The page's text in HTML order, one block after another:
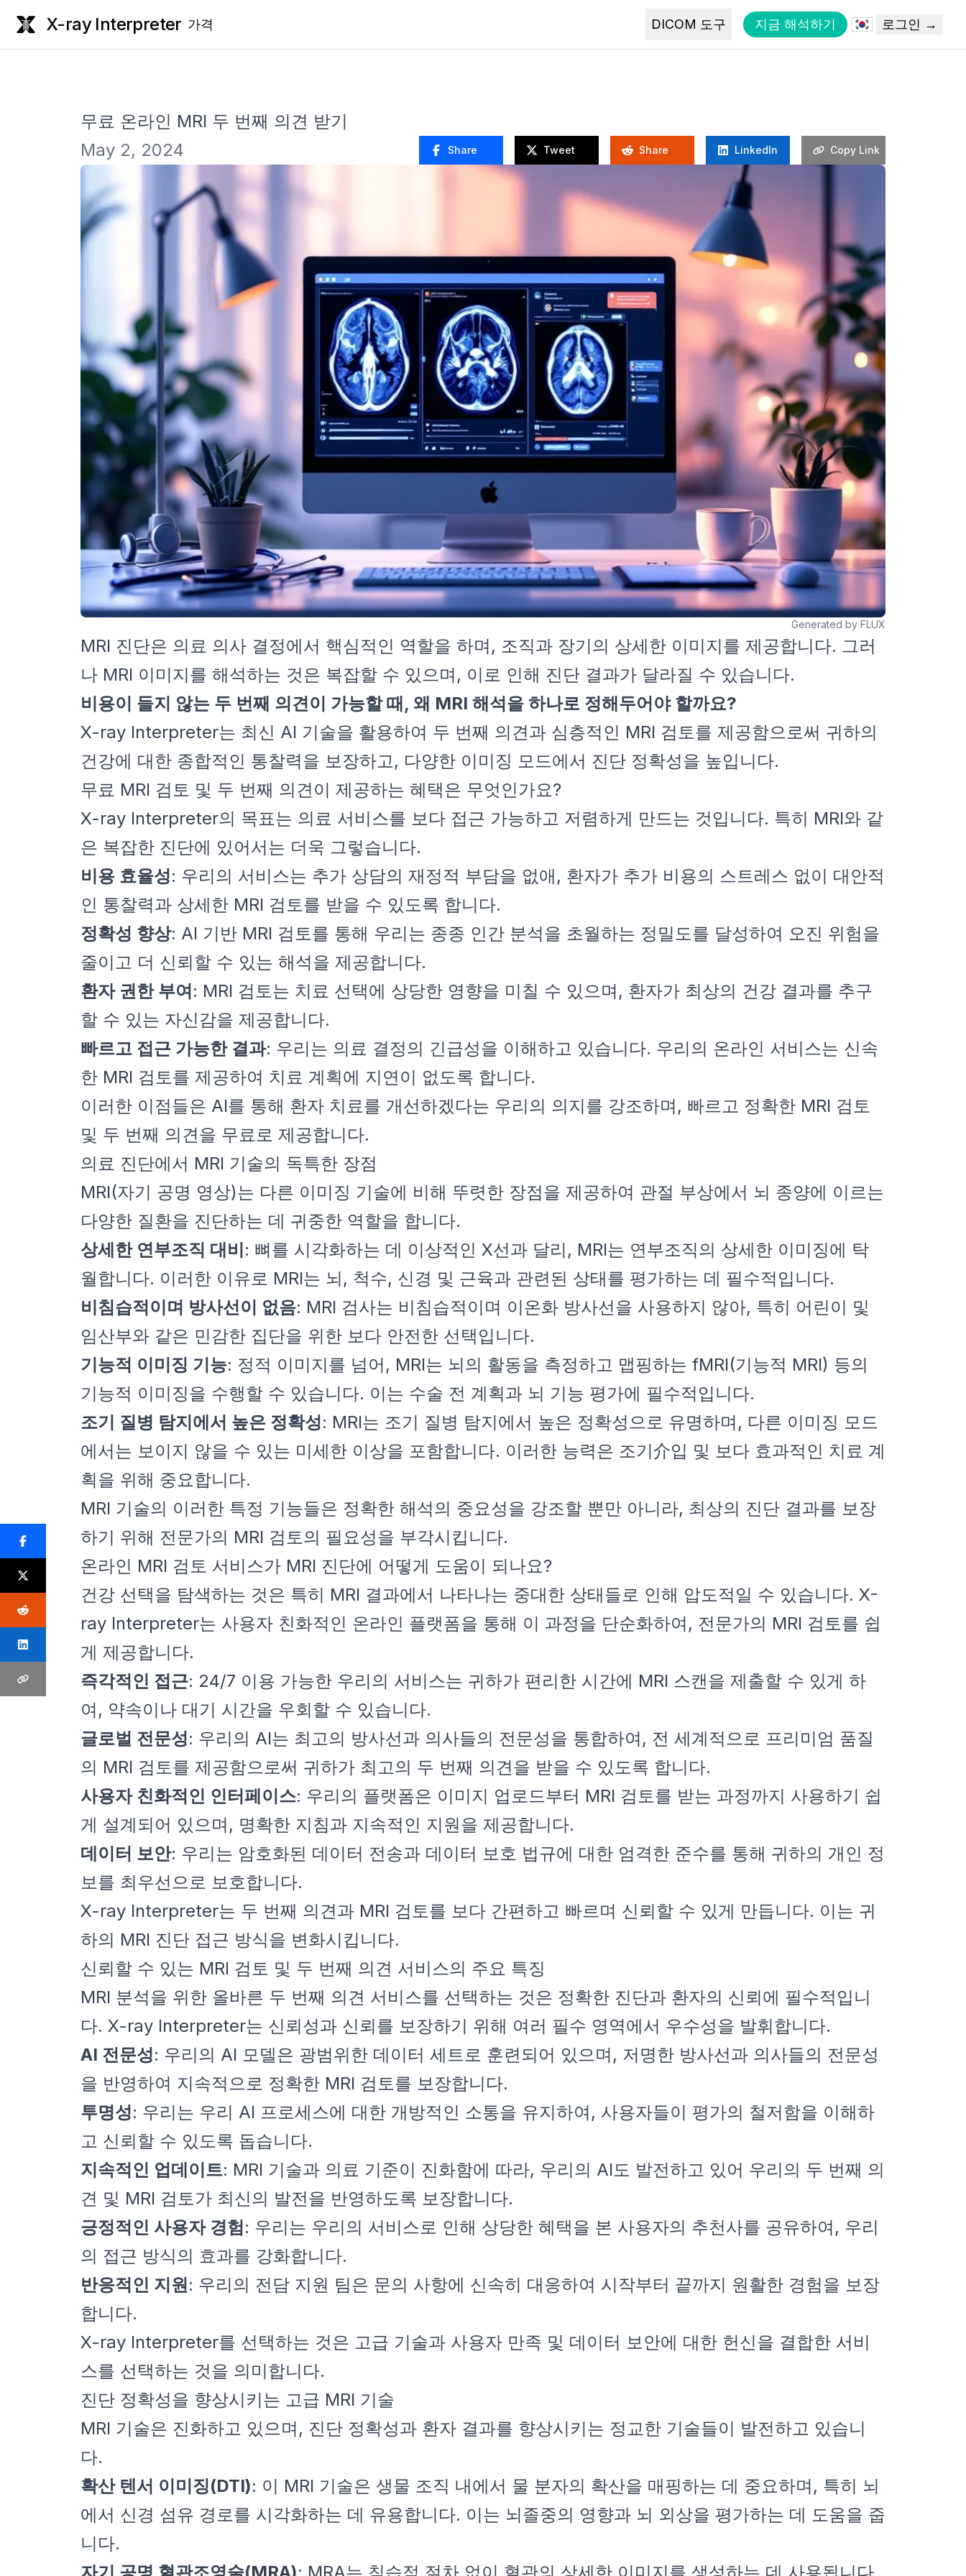
X-ray Interpreter 가격 DICOM 도구 지금 해석하기 로그인 →
무료 온라인 MRI 두 번째 의견 받기
May 2, 2024
Share Tweet Share LinkedIn Copy Link
Generated by FLUX
MRI 진단은 의료 의사 결정에서 핵심적인 역할을 하며, 조직과 장기의 상세한 이미지를 제공합니다. 그러
나 MRI 이미지를 해석하는 것은 복잡할 수 있으며, 이로 인해 진단 결과가 달라질 수 있습니다.
비용이 들지 않는 두 번째 의견이 가능할 때, 왜 MRI 해석을 하나로 정해두어야 할까요?
X-ray Interpreter는 최신 AI 기술을 활용하여 두 번째 의견과 심층적인 MRI 검토를 제공함으로써 귀하의
건강에 대한 종합적인 통찰력을 보장하고, 다양한 이미징 모드에서 진단 정확성을 높입니다.
무료 MRI 검토 및 두 번째 의견이 제공하는 혜택은 무엇인가요?
X-ray Interpreter의 목표는 의료 서비스를 보다 접근 가능하고 저렴하게 만드는 것입니다. 특히 MRI와 같
은 복잡한 진단에 있어서는 더욱 그렇습니다.
비용 효율성: 우리의 서비스는 추가 상담의 재정적 부담을 없애, 환자가 추가 비용의 스트레스 없이 대안적
인 통찰력과 상세한 MRI 검토를 받을 수 있도록 합니다.
정확성 향상: AI 기반 MRI 검토를 통해 우리는 종종 인간 분석을 초월하는 정밀도를 달성하여 오진 위험을
줄이고 더 신뢰할 수 있는 해석을 제공합니다.
환자 권한 부여 : MRI 검토는 치료 선택에 상당한 영향을 미칠 수 있으며, 환자가 최상의 건강 결과를 추구
할 수 있는 자신감을 제공합니다.
빠르고 접근 가능한 결과: 우리는 의료 결정의 긴급성을 이해하고 있습니다. 우리의 온라인 서비스는 신속
한 MRI 검토를 제공하여 치료 계획에 지연이 없도록 합니다.
이러한 이점들은 AI를 통해 환자 치료를 개선하겠다는 우리의 의지를 강조하며, 빠르고 정확한 MRI 검토
및 두 번째 의견을 무료로 제공합니다.
의료 진단에서 MRI 기술의 독특한 장점
MRI(자기 공명 영상)는 다른 이미징 기술에 비해 뚜렷한 장점을 제공하여 관절 부상에서 뇌 종양에 이르는
다양한 질환을 진단하는 데 귀중한 역할을 합니다.
상세한 연부조직 대비 : 뼈를 시각화하는 데 이상적인 X선과 달리, MRI는 연부조직의 상세한 이미징에 탁
월합니다. 이러한 이유로 MRI는 뇌, 척수, 신경 및 근육과 관련된 상태를 평가하는 데 필수적입니다.
비침습적이며 방사선이 없음: MRI 검사는 비침습적이며 이온화 방사선을 사용하지 않아, 특히 어린이 및
임산부와 같은 민감한 집단을 위한 보다 안전한 선택입니다.
기능적 이미징 기능: 정적 이미지를 넘어, MRI는 뇌의 활동을 측정하고 맵핑하는 fMRI(기능적 MRI) 등의
기능적 이미징을 수행할 수 있습니다. 이는 수술 전 계획과 뇌 기능 평가에 필수적입니다.
조기 질병 탐지에서 높은 정확성: MRI는 조기 질병 탐지에서 높은 정확성으로 유명하며, 다른 이미징 모드
에서는 보이지 않을 수 있는 미세한 이상을 포함합니다. 이러한 능력은 조기介입 및 보다 효과적인 치료 계
획을 위해 중요합니다.
MRI 기술의 이러한 특정 기능들은 정확한 해석의 중요성을 강조할 뿐만 아니라, 최상의 진단 결과를 보장
하기 위해 전문가의 MRI 검토의 필요성을 부각시킵니다.
온라인 MRI 검토 서비스가 MRI 진단에 어떻게 도움이 되나요?
건강 선택을 탐색하는 것은 특히 MRI 결과에서 나타나는 중대한 상태들로 인해 압도적일 수 있습니다. X-
ray Interpreter는 사용자 친화적인 온라인 플랫폼을 통해 이 과정을 단순화하여, 전문가의 MRI 검토를 쉽
게 제공합니다.
즉각적인 접근: 24/7 이용 가능한 우리의 서비스는 귀하가 편리한 시간에 MRI 스캔을 제출할 수 있게 하
여, 약속이나 대기 시간을 우회할 수 있습니다.
글로벌 전문성: 우리의 AI는 최고의 방사선과 의사들의 전문성을 통합하여, 전 세계적으로 프리미엄 품질
의 MRI 검토를 제공함으로써 귀하가 최고의 두 번째 의견을 받을 수 있도록 합니다.
사용자 친화적인 인터페이스: 우리의 플랫폼은 이미지 업로드부터 MRI 검토를 받는 과정까지 사용하기 쉽
게 설계되어 있으며, 명확한 지침과 지속적인 지원을 제공합니다.
데이터 보안: 우리는 암호화된 데이터 전송과 데이터 보호 법규에 대한 엄격한 준수를 통해 귀하의 개인 정
보를 최우선으로 보호합니다.
X-ray Interpreter는 두 번째 의견과 MRI 검토를 보다 간편하고 빠르며 신뢰할 수 있게 만듭니다. 이는 귀
하의 MRI 진단 접근 방식을 변화시킵니다.
신뢰할 수 있는 MRI 검토 및 두 번째 의견 서비스의 주요 특징
MRI 분석을 위한 올바른 두 번째 의견 서비스를 선택하는 것은 정확한 진단과 환자의 신뢰에 필수적입니
다. X-ray Interpreter는 신뢰성과 신뢰를 보장하기 위해 여러 필수 영역에서 우수성을 발휘합니다.
AI 전문성: 우리의 AI 모델은 광범위한 데이터 세트로 훈련되어 있으며, 저명한 방사선과 의사들의 전문성
을 반영하여 지속적으로 정확한 MRI 검토를 보장합니다.
투명성: 우리는 우리 AI 프로세스에 대한 개방적인 소통을 유지하여, 사용자들이 평가의 철저함을 이해하
고 신뢰할 수 있도록 돕습니다.
지속적인 업데이트: MRI 기술과 의료 기준이 진화함에 따라, 우리의 AI도 발전하고 있어 우리의 두 번째 의
견 및 MRI 검토가 최신의 발전을 반영하도록 보장합니다.
긍정적인 사용자 경험: 우리는 우리의 서비스로 인해 상당한 혜택을 본 사용자의 추천사를 공유하여, 우리
의 접근 방식의 효과를 강화합니다.
반응적인 지원: 우리의 전담 지원 팀은 문의 사항에 신속히 대응하여 시작부터 끝까지 원활한 경험을 보장
합니다.
X-ray Interpreter를 선택하는 것은 고급 기술과 사용자 만족 및 데이터 보안에 대한 헌신을 결합한 서비
스를 선택하는 것을 의미합니다.
진단 정확성을 향상시키는 고급 MRI 기술
MRI 기술은 진화하고 있으며, 진단 정확성과 환자 결과를 향상시키는 정교한 기술들이 발전하고 있습니
다.
확산 텐서 이미징(DTI): 이 MRI 기술은 생물 조직 내에서 물 분자의 확산을 매핑하는 데 중요하며, 특히 뇌
에서 신경 섬유 경로를 시각화하는 데 유용합니다. 이는 뇌졸중의 영향과 뇌 외상을 평가하는 데 도움을 줍
니다.